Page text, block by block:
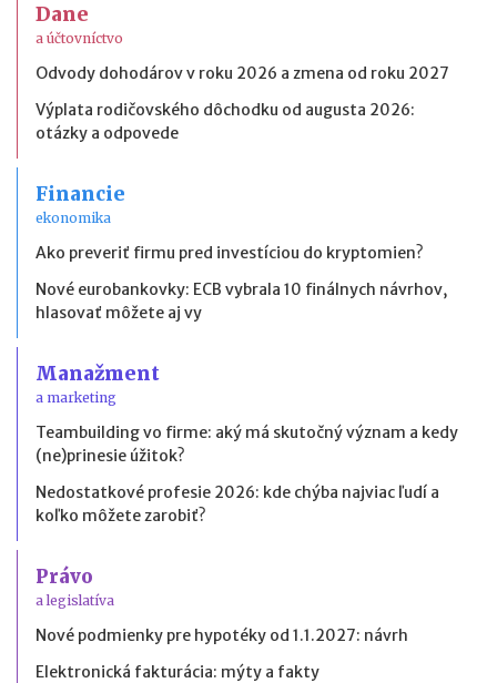
Dane
a účtovníctvo
Odvody dohodárov v roku 2026 a zmena od roku 2027
Výplata rodičovského dôchodku od augusta 2026:
otázky a odpovede
Financie
ekonomika
Ako preveriť firmu pred investíciou do kryptomien?
Nové eurobankovky: ECB vybrala 10 finálnych návrhov,
hlasovať môžete aj vy
Manažment
a marketing
Teambuilding vo firme: aký má skutočný význam a kedy
(ne)prinesie úžitok?
Nedostatkové profesie 2026: kde chýba najviac ľudí a
koľko môžete zarobiť?
Právo
a legislatíva
Nové podmienky pre hypotéky od 1.1.2027: návrh
Elektronická fakturácia: mýty a fakty